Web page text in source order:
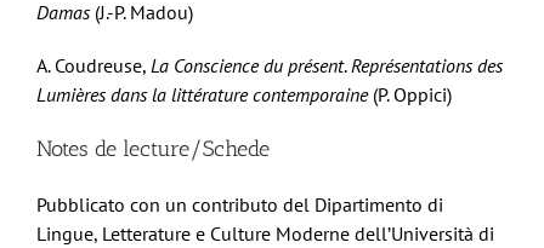
Damas (J.-P. Madou)
A. Coudreuse, La Conscience du présent.Représentations des
Lumières dans la littérature contemporaine(P. Oppici)
Notes de lecture/Schede
Pubblicato con un contributo del Dipartimento di
Lingue, Letterature e Culture Moderne dell’Università di